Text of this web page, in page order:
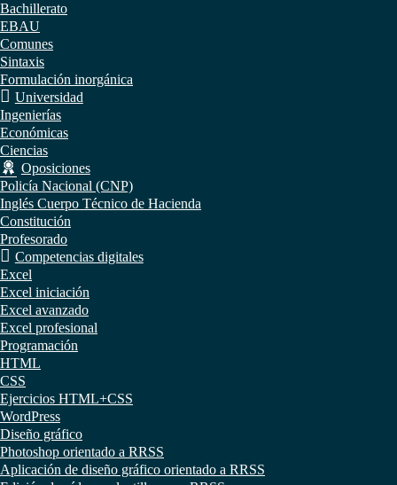
Bachillerato
EBAU
Comunes
Sintaxis
Formulación inorgánica
Universidad
Ingenierías
Económicas
Ciencias
Oposiciones
Policía Nacional (CNP)
Inglés Cuerpo Técnico de Hacienda
Constitución
Profesorado
Competencias digitales
Excel
Excel iniciación
Excel avanzado
Excel profesional
Programación
HTML
CSS
Ejercicios HTML+CSS
WordPress
Diseño gráfico
Photoshop orientado a RRSS
Aplicación de diseño gráfico orientado a RRSS